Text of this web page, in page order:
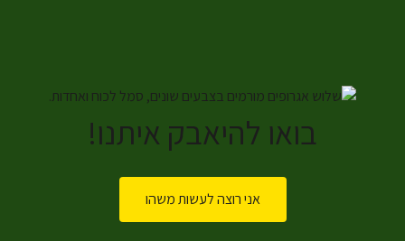
בואו להיאבק איתנו!
אני רוצה לעשות משהו